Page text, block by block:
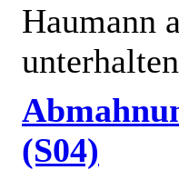
Haumann
(S04)